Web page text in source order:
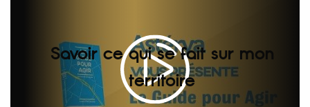
Savoir ce qui se fait sur mon
territoire